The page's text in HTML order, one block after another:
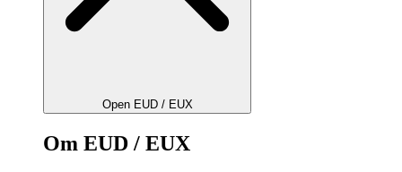
Open EUD / EUX
Om EUD / EUX